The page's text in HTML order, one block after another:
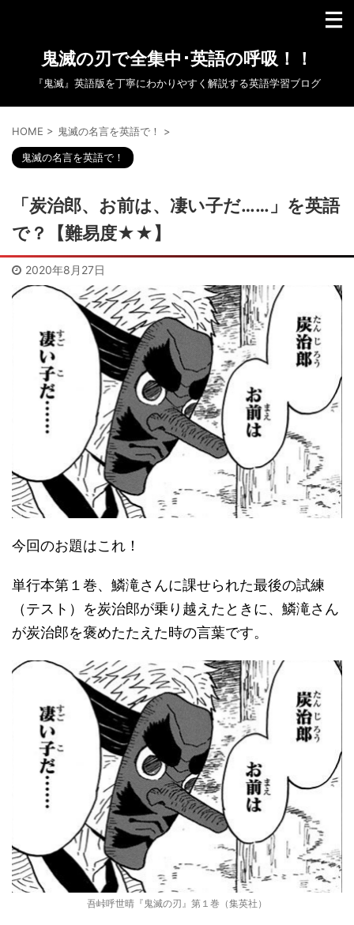
鬼滅の刃で全集中･英語の呼吸！！
『鬼滅』英語版を丁寧にわかりやすく解説する英語学習ブログ
HOME > 鬼滅の名言を英語で！ >
鬼滅の名言を英語で！
「炭治郎、お前は、凄い子だ……」を英語
で？【難易度★★】
2020年8月27日
今回のお題はこれ！
単行本第１巻、鱗滝さんに課せられた最後の試練
（テスト）を炭治郎が乗り越えたときに、鱗滝さん
が炭治郎を褒めたたえた時の言葉です。
吾峠呼世晴『鬼滅の刃』第１巻（集英社）